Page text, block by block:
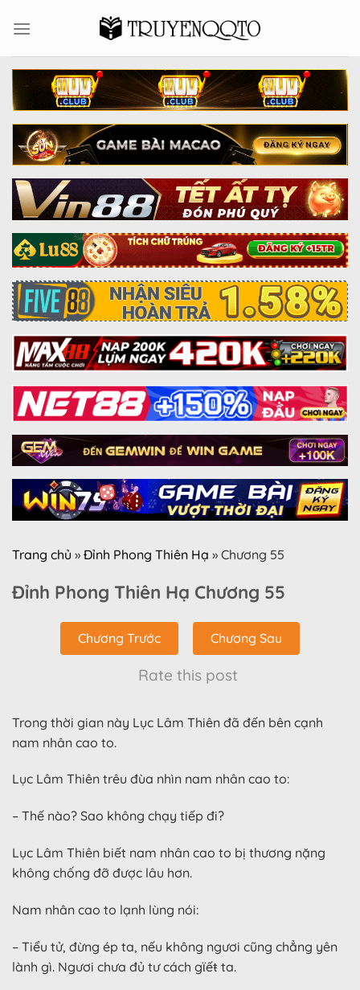
Trang chủ » Đỉnh Phong Thiên Hạ » Chương 55
Đỉnh Phong Thiên Hạ Chương 55
Chương Trước Chương Sau
Rate this post
Trong thời gian này Lục Lâm Thiên đã đến bên cạnh
nam nhân cao to.
Lục Lâm Thiên trêu đùa nhìn nam nhân cao to:
– Thế nào? Sao không chạy tiếp đi?
Lục Lâm Thiên biết nam nhân cao to bị thương nặng
không chống đỡ được lâu hơn.
Nam nhân cao to lạnh lùng nói:
– Tiểu tử, đừng ép ta, nếu không ngươi cũng chẳng yên
lành gì. Ngươi chưa đủ tư cách gϊếŧ ta.